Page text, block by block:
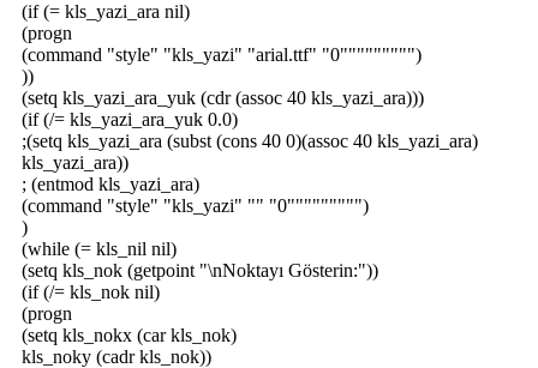
(if (= kls_yazi_ara nil)
(progn
(command "style" "kls_yazi" "arial.ttf" "0""""""""")
))
(setq kls_yazi_ara_yuk (cdr (assoc 40 kls_yazi_ara)))
(if (/= kls_yazi_ara_yuk 0.0)
;(setq kls_yazi_ara (subst (cons 40 0)(assoc 40 kls_yazi_ara)
kls_yazi_ara))
; (entmod kls_yazi_ara)
(command "style" "kls_yazi" "" "0""""""""")
)
(while (= kls_nil nil)
(setq kls_nok (getpoint "\nNoktayı Gösterin:"))
(if (/= kls_nok nil)
(progn
(setq kls_nokx (car kls_nok)
kls_noky (cadr kls_nok))